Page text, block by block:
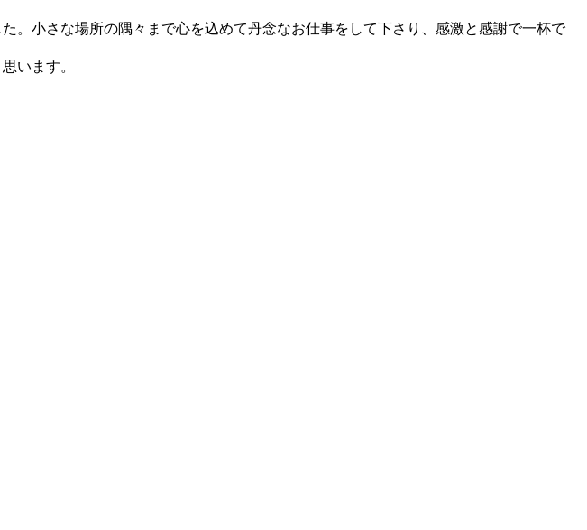
。小さな場所の隅々まで心を込めて丹念なお仕事をして下さり、感激と感謝で一杯で
います。